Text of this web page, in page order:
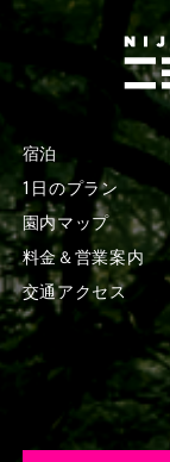
宿泊
1日のプラン
園内マップ
料金＆営業案内
交通アクセス